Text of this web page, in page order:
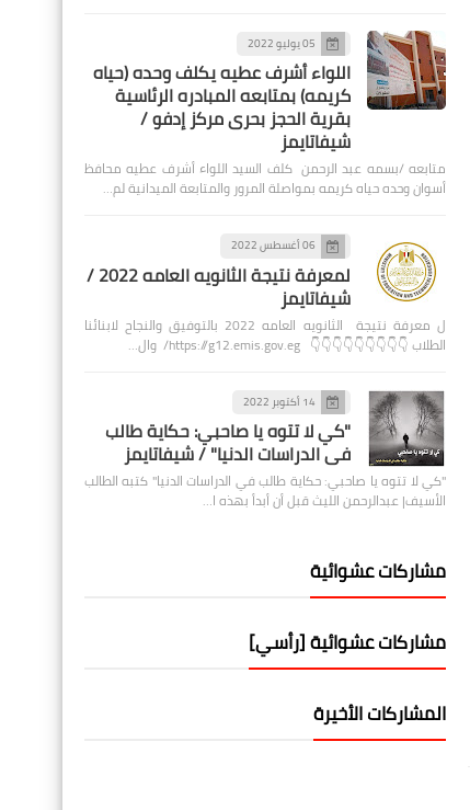
05 يوليو 2022
اللواء أشرف عطيه يكلف وحده (حياه
كريمه) بمتابعه المبادره الرئاسية
بقرية الحجز بحرى مركز إدفو /
شيفاتايمز
متابعه /بسمه عبد الرحمن كلف السيد اللواء أشرف عطيه محافظ
أسوان وحده حياه كريمه بمواصلة المرور والمتابعة الميدانية لم…
06 أغسطس 2022
لمعرفة نتيجة الثانويه العامه 2022 /
شيفاتايمز
ل معرفة نتيجة الثانويه العامه 2022 بالتوفيق والنجاح لابنائنا
الطلاب 👇👇👇👇👇👇👇👇👇 https://g12.emis.gov.eg/ وال…
14 أكتوبر 2022
"كي لا تتوه يا صاحبي: حكاية طالب
في الدراسات الدنيا" / شيفاتايمز
"كي لا تتوه يا صاحبي: حكاية طالب في الدراسات الدنيا" كتبه الطالب
الأسيف| عبدالرحمن الليث قبل أن أبدأ بهذه ا…
مشاركات عشوائية
مشاركات عشوائية [رأسي]
المشاركات الأخيرة